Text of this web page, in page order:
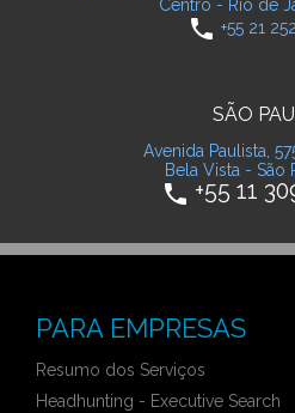
Centro - Rio de
phone +55 21
SÃO
Avenida Paulista,
Bela Vista - São
phone +55 11
PARA EMPRESAS
Resumo dos Serviços
Headhunting - Executive Search